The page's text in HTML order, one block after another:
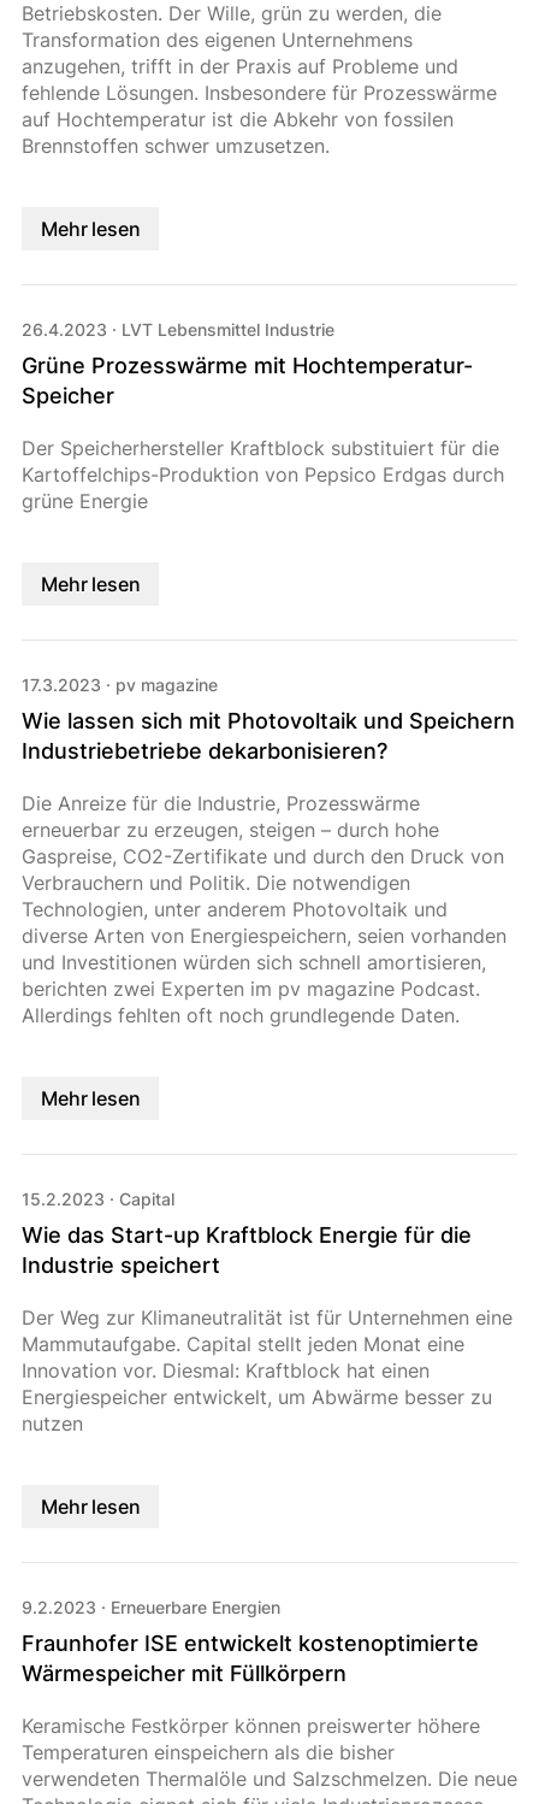
Betriebskosten. Der Wille, grün zu werden, die
Transformation des eigenen Unternehmens
anzugehen, trifft in der Praxis auf Probleme und
fehlende Lösungen. Insbesondere für Prozesswärme
auf Hochtemperatur ist die Abkehr von fossilen
Brennstoffen schwer umzusetzen.
Mehr lesen
26.4.2023 · LVT Lebensmittel Industrie
Grüne Prozesswärme mit Hochtemperatur-
Speicher
Der Speicherhersteller Kraftblock substituiert für die
Kartoffelchips-Produktion von Pepsico Erdgas durch
grüne Energie
Mehr lesen
17.3.2023 · pv magazine
Wie lassen sich mit Photovoltaik und Speichern
Industriebetriebe dekarbonisieren?
Die Anreize für die Industrie, Prozesswärme
erneuerbar zu erzeugen, steigen – durch hohe
Gaspreise, CO2-Zertifikate und durch den Druck von
Verbrauchern und Politik. Die notwendigen
Technologien, unter anderem Photovoltaik und
diverse Arten von Energiespeichern, seien vorhanden
und Investitionen würden sich schnell amortisieren,
berichten zwei Experten im pv magazine Podcast.
Allerdings fehlten oft noch grundlegende Daten.
Mehr lesen
15.2.2023 · Capital
Wie das Start-up Kraftblock Energie für die
Industrie speichert
Der Weg zur Klimaneutralität ist für Unternehmen eine
Mammutaufgabe. Capital stellt jeden Monat eine
Innovation vor. Diesmal: Kraftblock hat einen
Energiespeicher entwickelt, um Abwärme besser zu
nutzen
Mehr lesen
9.2.2023 · Erneuerbare Energien
Fraunhofer ISE entwickelt kostenoptimierte
Wärmespeicher mit Füllkörpern
Keramische Festkörper können preiswerter höhere
Temperaturen einspeichern als die bisher
verwendeten Thermalöle und Salzschmelzen. Die neue